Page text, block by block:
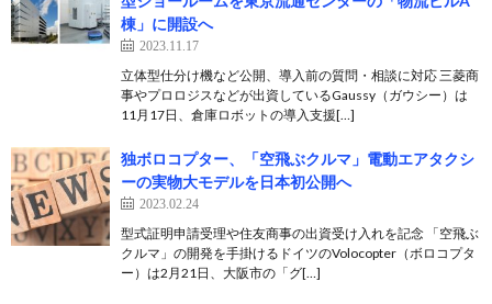
棟」に開設へ
2023.11.17
立体型仕分け機など公開、導入前の質問・相談に対応 三菱商
事やプロロジスなどが出資しているGaussy（ガウシー）は
11月17日、倉庫ロボットの導入支援[…]
独ボロコプター、「空飛ぶクルマ」電動エアタクシ
ーの実物大モデルを日本初公開へ
2023.02.24
型式証明申請受理や住友商事の出資受け入れを記念 「空飛ぶ
クルマ」の開発を手掛けるドイツのVolocopter（ボロコプタ
ー）は2月21日、大阪市の「グ[…]